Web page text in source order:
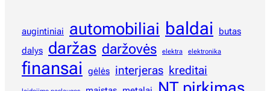
augintiniai automobiliai baldai
butas
dalys daržas daržovės elektra elektronika
finansai gėlės interjeras kreditai